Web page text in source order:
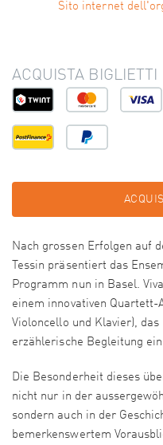
Sito internet
ACQUISTA BIGLIETTI
Nach grossen Erfolgen auf
Tessin präsentiert das
Programm nun in Basel.
einem innovativen
Violoncello und Klavier),
erzählerische Begleitung
Die Besonderheit dieses
nicht nur in der
sondern auch in der
bemerkenswertem